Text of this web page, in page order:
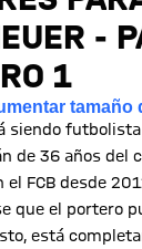
-
1
tamaño
siendo
de 36 años del
FCB desde
que el portero
está